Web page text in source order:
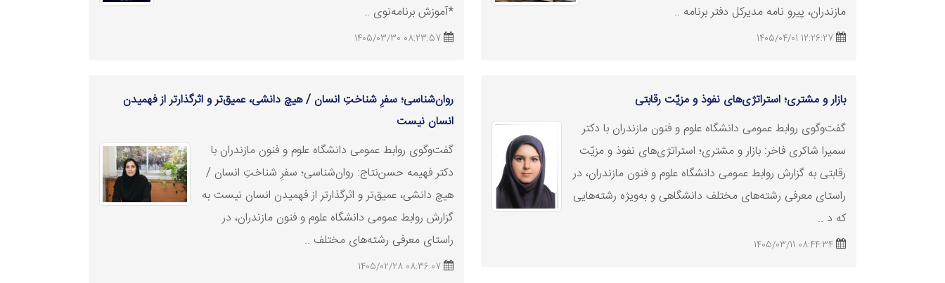
مازندران، پیرو نامه مدیرکل دفتر برنامه‌ ..
12:26:27 1405/04/01
*آموزش برنامه‌نوی ..
08:23:57 1405/03/30
بازار و مشتری؛ استراتژی‌های نفوذ و مزیّت رقابتی
گفت‌وگوی روابط عمومی دانشگاه علوم و فنون مازندران با دکتر
سمیرا شاکری فاخر: بازار و مشتری؛ استراتژی‌های نفوذ و مزیّت
رقابتی به گزارش روابط عمومی دانشگاه علوم و فنون مازندران، در
راستای معرفی رشته‌های مختلف دانشگاهی و به‌ویژه رشته‌هایی
که د ..
08:44:34 1405/03/11
روان‌شناسی؛ سفرِ شناختِ انسان / هیچ دانشی، عمیق‌تر و اثرگذارتر از فهمیدن
انسان نیست
گفت‌وگوی روابط عمومی دانشگاه علوم و فنون مازندران با
دکتر فهیمه حسن‌نتاج: روان‌شناسی؛ سفرِ شناختِ انسان /
هیچ دانشی، عمیق‌تر و اثرگذارتر از فهمیدن انسان نیست به
گزارش روابط عمومی دانشگاه علوم و فنون مازندران، در
راستای معرفی رشته‌های مختلف ..
08:36:07 1405/02/28